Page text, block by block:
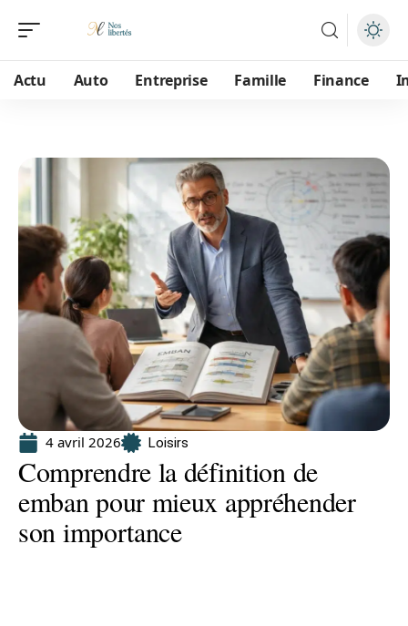
Actu Auto Entreprise Famille Finance
4 avril 2026 Loisirs
Comprendre la définition de
emban pour mieux appréhender
son importance